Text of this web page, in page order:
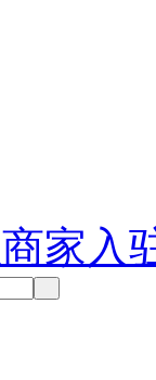
商家入